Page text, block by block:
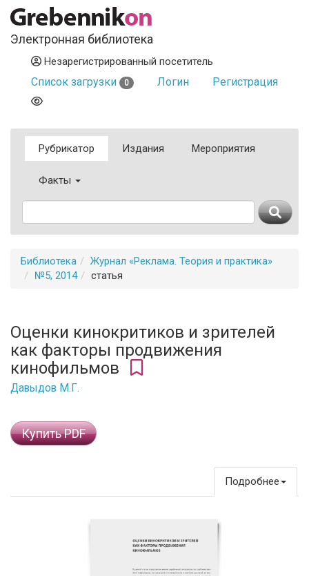
Электронная библиотека
Незарегистрированный посетитель
Список загрузки 0 Логин Регистрация
Рубрикатор Издания Мероприятия
Факты
Библиотека
Журнал «Реклама. Теория и практика»
№5, 2014
статья
Оценки кинокритиков и зрителей
как факторы продвижения
кинофильмов
Давыдов М.Г.
Купить PDF
Подробнее